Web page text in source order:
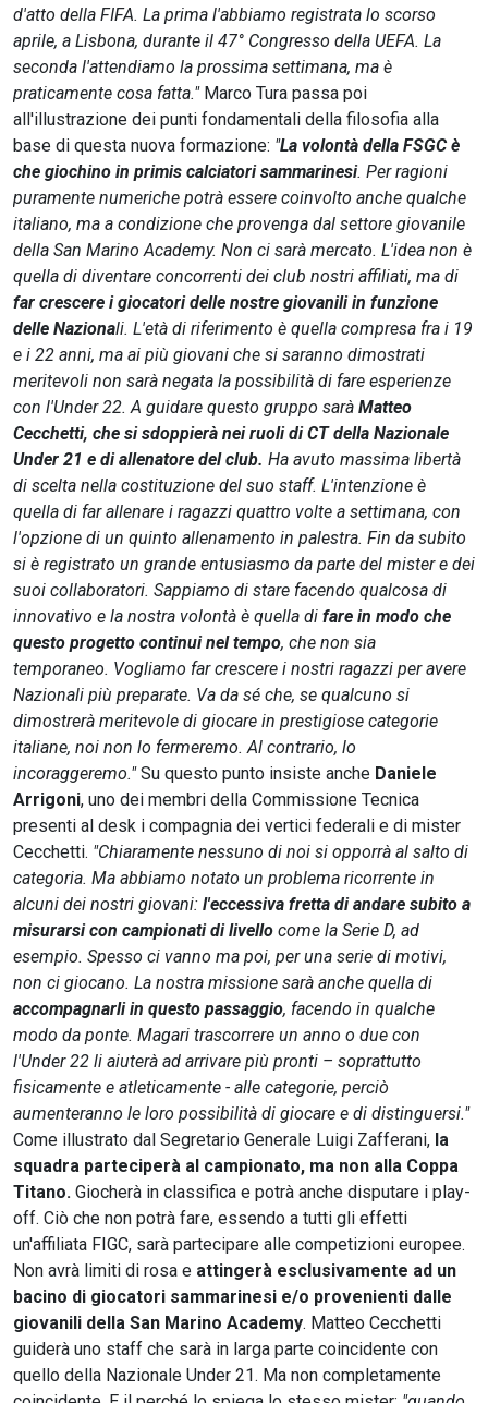
d'atto della FIFA. La prima l'abbiamo registrata lo scorso
aprile, a Lisbona, durante il 47° Congresso della UEFA. La
seconda l'attendiamo la prossima settimana, ma è
praticamente cosa fatta."Marco Tura passa poi
all'illustrazione dei punti fondamentali della filosofia alla
base di questa nuova formazione: "La volontà della FSGC è
che giochino in primis calciatori sammarinesi. Per ragioni
puramente numeriche potrà essere coinvolto anche qualche
italiano, ma a condizione che provenga dal settore giovanile
della San Marino Academy. Non ci sarà mercato. L'idea non è
quella di diventare concorrenti dei club nostri affiliati, ma di
far crescere i giocatori delle nostre giovanili in funzione
delle Nazionali. L'età di riferimento è quella compresa fra i 19
e i 22 anni, ma ai più giovani che si saranno dimostrati
meritevoli non sarà negata la possibilità di fare esperienze
con l'Under 22. A guidare questo gruppo sarà Matteo
Cecchetti, che si sdoppierà nei ruoli di CT della Nazionale
Under 21 e di allenatore del club. Ha avuto massima libertà
di scelta nella costituzione del suo staff. L'intenzione è
quella di far allenare i ragazzi quattro volte a settimana, con
l'opzione di un quinto allenamento in palestra. Fin da subito
si è registrato un grande entusiasmo da parte del mister e dei
suoi collaboratori. Sappiamo di stare facendo qualcosa di
innovativo e la nostra volontà è quella di fare in modo che
questo progetto continui nel tempo, che non sia
temporaneo. Vogliamo far crescere i nostri ragazzi per avere
Nazionali più preparate. Va da sé che, se qualcuno si
dimostrerà meritevole di giocare in prestigiose categorie
italiane, noi non lo fermeremo. Al contrario, lo
incoraggeremo."Su questo punto insiste anche Daniele
Arrigoni, uno dei membri della Commissione Tecnica
presenti al desk i compagnia dei vertici federali e di mister
Cecchetti. "Chiaramente nessuno di noi si opporrà al salto di
categoria. Ma abbiamo notato un problema ricorrente in
alcuni dei nostri giovani: l'eccessiva fretta di andare subito a
misurarsi con campionati di livello come la Serie D, ad
esempio. Spesso ci vanno ma poi, per una serie di motivi,
non ci giocano. La nostra missione sarà anche quella di
accompagnarli in questo passaggio, facendo in qualche
modo da ponte. Magari trascorrere un anno o due con
l'Under 22 li aiuterà ad arrivare più pronti – soprattutto
fisicamente e atleticamente - alle categorie, perciò
aumenteranno le loro possibilità di giocare e di distinguersi."
Come illustrato dal Segretario Generale Luigi Zafferani, la
squadra parteciperà al campionato, ma non alla Coppa
Titano. Giocherà in classifica e potrà anche disputare i play-
off. Ciò che non potrà fare, essendo a tutti gli effetti
un'affiliata FIGC, sarà partecipare alle competizioni europee.
Non avrà limiti di rosa e attingerà esclusivamente ad un
bacino di giocatori sammarinesi e/o provenienti dalle
giovanili della San Marino Academy. Matteo Cecchetti
guiderà uno staff che sarà in larga parte coincidente con
quello della Nazionale Under 21. Ma non completamente